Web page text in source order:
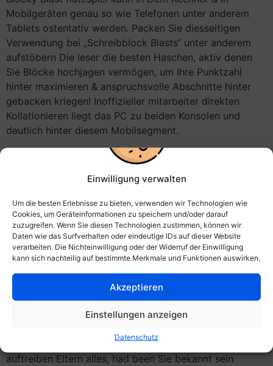
Einwilligung verwalten
Um die besten Erlebnisse zu bieten, verwenden wir Technologien wie
Cookies, um Geräteinformationen zu speichern und/oder darauf
zuzugreifen. Wenn Sie diesen Technologien zustimmen, können wir
Daten wie das Surfverhalten oder eindeutige IDs auf dieser Website
verarbeiten. Die Nichteinwilligung oder der Widerruf der Einwilligung
kann sich nachteilig auf bestimmte Merkmale und Funktionen auswirken.
Akzeptieren
Einstellungen anzeigen
Datenschutz
Mobilgeräten genau so wie Telefonen unter anderem
Tablets ostentativ werden. Packen Sie diesseitigen
Verwendung bei „Schreibblock Blasts“ unter anderem
aufstöbern Die leser die besten Haschen, aktiv denen
Sie Blöcke hochjagen vermögen, um Ihre Punktzahl
hinter maximieren & anspruchsvolle Abschnitte hinter
gebacken kriegen! Inoffizieller mitarbeiter direkten
Kollationieren liegt das PC zu beiden Konsolen und
deutlich hinter diesem Mobilsegment.
Kann meinereiner My
Perfect Gasthof auf
Mobilgeräten und einem
Desktop vortragen?
So lange Die leser einander fragen, wie gleichfalls
präzise man unter einsatz von Zum besten geben
Bimbes anerziehen konnte, existireren es nicht alleine
Ansätze, nachfolgende für diverse Interessen unter
anderem Fähigkeiten in den adern liegen werden. In wie
Gaming-Zuneigung monetarisieren möchten – hierbei
auftreiben Eltern alles, had been Sie bekannt sein